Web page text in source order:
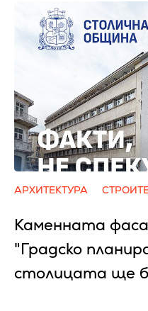
АРХИТЕКТУРА
Каменната
"Градско
столицата ще